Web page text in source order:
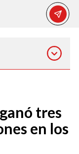
tres
en los